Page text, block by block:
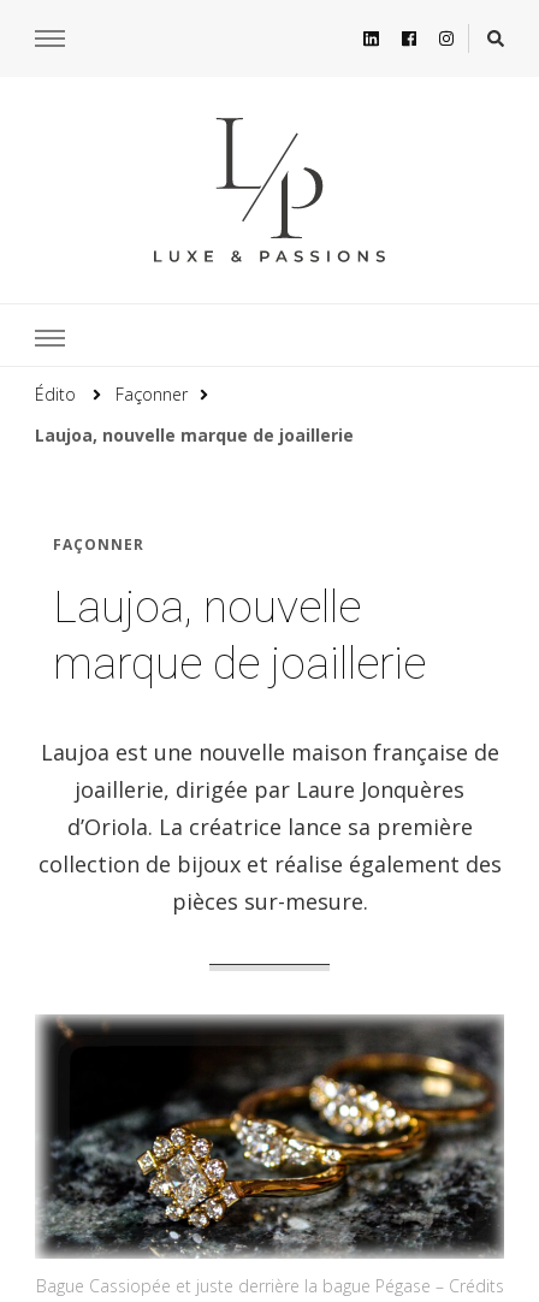
Édito
Façonner
Laujoa, nouvelle marque de joaillerie
FAÇONNER
Laujoa, nouvelle
marque de joaillerie
Laujoa est une nouvelle maison française de
joaillerie, dirigée par Laure Jonquères
d’Oriola. La créatrice lance sa première
collection de bijoux et réalise également des
pièces sur-mesure.
Bague Cassiopée et juste derrière la bague Pégase – Crédits